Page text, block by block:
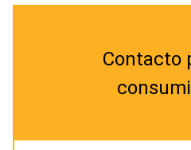
Contacto